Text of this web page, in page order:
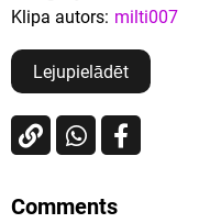
Klipa autors: milti007
Lejupielādēt
Comments